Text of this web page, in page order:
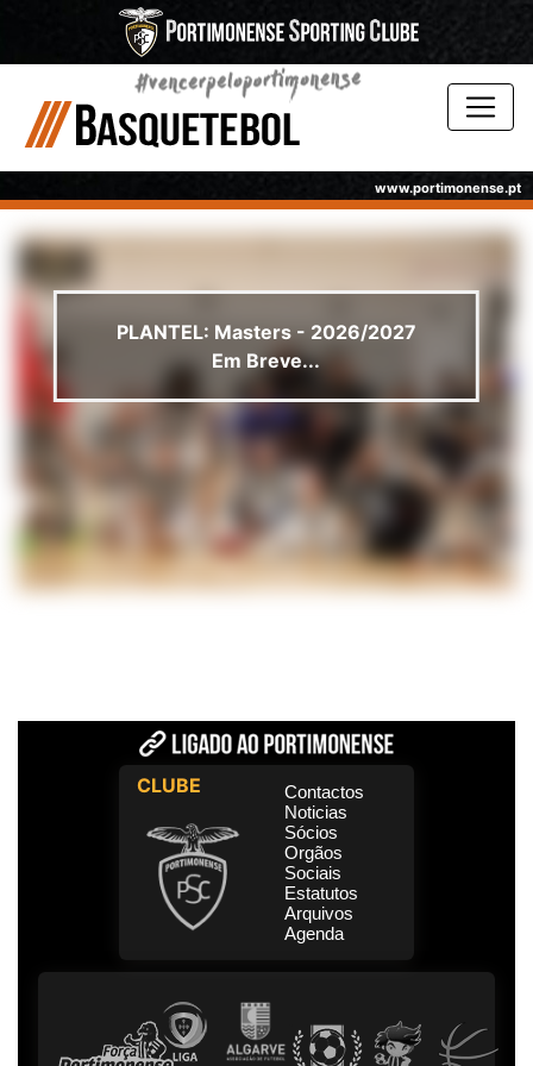
www.portimonense.pt
PLANTEL: Masters - 2026/2027
Em Breve...
CLUBE
Contactos
Noticias
Sócios
Orgãos
Sociais
Estatutos
Arquivos
Agenda